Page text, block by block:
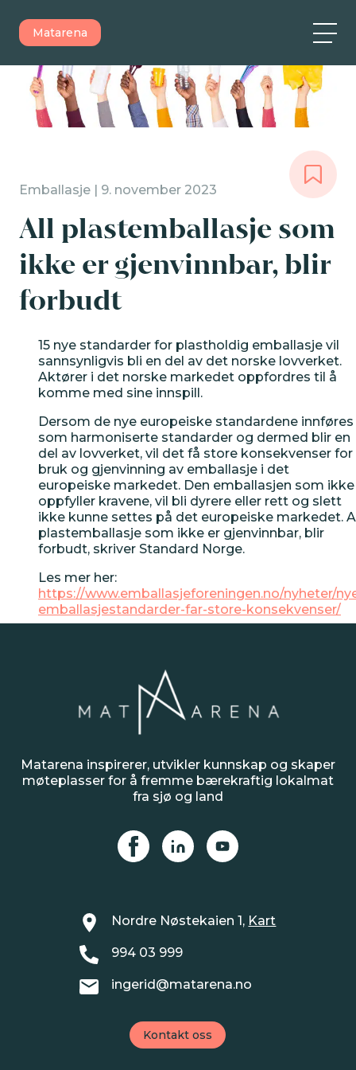
Matarena
VERKTØYKASSE
Aktivitetskalender
Nyheter
Tips
Emballasje | 9. november 2023
All plastemballasje som
ikke er gjenvinnbar, blir
forbudt
15 nye standarder for plastholdig emballasje vil
sannsynligvis bli en del av det norske lovverket.
Aktører i det norske markedet oppfordres til å
komme med sine innspill.
Dersom de nye europeiske standardene innføres
som harmoniserte standarder og dermed blir en
del av lovverket, vil det få store konsekvenser for
bruk og gjenvinning av emballasje i det
europeiske markedet. Den emballasjen som ikke
oppfyller kravene, vil bli dyrere eller rett og slett
ikke kunne settes på det europeiske markedet.
plastemballasje som ikke er gjenvinnbar, blir
forbudt, skriver Standard Norge.
Les mer her:
https://www.emballasjeforeningen.no/nyheter/
emballasjestandarder-far-store-konsekvenser/
Årets bærekraftspris 2024
– Lygre Livsgard!
Smak av kysten | 16.10.2024
Brasserie Chérie!
Matarena har inngått
med Matvett –
KuttMatsvinn Servering
DEL INNLEGG
Matarena inspirerer, utvikler kunnskap og skaper
møteplasser for å fremme bærekraftig lokalmat
fra sjø og land
Nordre Nøstekaien 1, Kart
994 03 999
ingerid@matarena.no
Kontakt oss